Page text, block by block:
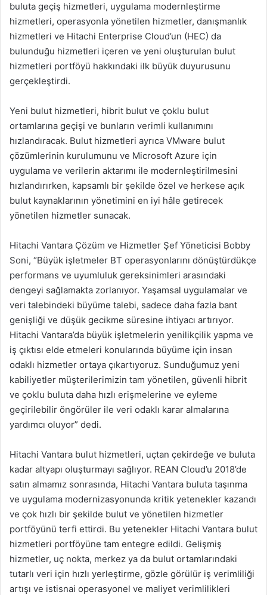
buluta geçiş hizmetleri, uygulama modernleştirme
hizmetleri, operasyonla yönetilen hizmetler, danışmanlık
hizmetleri ve Hitachi Enterprise Cloud’un (HEC) da
bulunduğu hizmetleri içeren ve yeni oluşturulan bulut
hizmetleri portföyü hakkındaki ilk büyük duyurusunu
gerçekleştirdi.
Yeni bulut hizmetleri, hibrit bulut ve çoklu bulut
ortamlarına geçişi ve bunların verimli kullanımını
hızlandıracak. Bulut hizmetleri ayrıca VMware bulut
çözümlerinin kurulumunu ve Microsoft Azure için
uygulama ve verilerin aktarımı ile modernleştirilmesini
hızlandırırken, kapsamlı bir şekilde özel ve herkese açık
bulut kaynaklarının yönetimini en iyi hâle getirecek
yönetilen hizmetler sunacak.
Hitachi Vantara Çözüm ve Hizmetler Şef Yöneticisi Bobby
Soni, “Büyük işletmeler BT operasyonlarını dönüştürdükçe
performans ve uyumluluk gereksinimleri arasındaki
dengeyi sağlamakta zorlanıyor. Yaşamsal uygulamalar ve
veri talebindeki büyüme talebi, sadece daha fazla bant
genişliği ve düşük gecikme süresine ihtiyacı artırıyor.
Hitachi Vantara’da büyük işletmelerin yenilikçilik yapma ve
iş çıktısı elde etmeleri konularında büyüme için insan
odaklı hizmetler ortaya çıkartıyoruz. Sunduğumuz yeni
kabiliyetler müşterilerimizin tam yönetilen, güvenli hibrit
ve çoklu buluta daha hızlı erişmelerine ve eyleme
geçirilebilir öngörüler ile veri odaklı karar almalarına
yardımcı oluyor” dedi.
Hitachi Vantara bulut hizmetleri, uçtan çekirdeğe ve buluta
kadar altyapı oluşturmayı sağlıyor. REAN Cloud’u 2018’de
satın almamız sonrasında, Hitachi Vantara buluta taşınma
ve uygulama modernizasyonunda kritik yetenekler kazandı
ve çok hızlı bir şekilde bulut ve yönetilen hizmetler
portföyünü terfi ettirdi. Bu yetenekler Hitachi Vantara bulut
hizmetleri portföyüne tam entegre edildi. Gelişmiş
hizmetler, uç nokta, merkez ya da bulut ortamlarındaki
tutarlı veri için hızlı yerleştirme, gözle görülür iş verimliliği
artışı ve istisnai operasyonel ve maliyet verimlilikleri